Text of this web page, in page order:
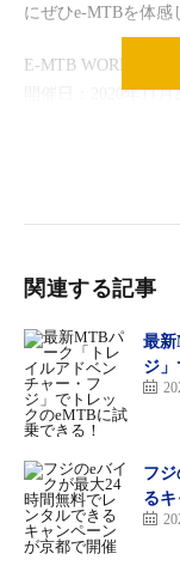
にぜひe-MTBを体感
E-MTB WORLD2020
開催日：2020年11
関連する記事
最新
ジ」
フ
る